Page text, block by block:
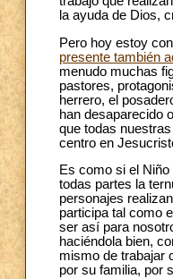
la ayuda de Dios,
Pero hoy estoy
presente también
menudo muchas
pastores,
herrero, el
han desaparecido
que todas
centro en
Es como si el
todas partes la
personajes
participa tal como
ser así para
haciéndola bien,
mismo de trabajar
por su familia, por